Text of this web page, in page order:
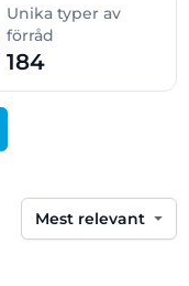
Unika typer av
förråd
184
Sortera efter